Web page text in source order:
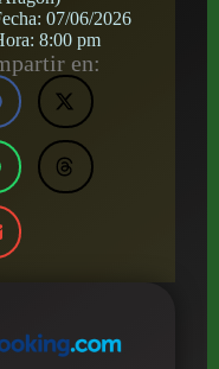
07/06/2026
8:00 pm
en: